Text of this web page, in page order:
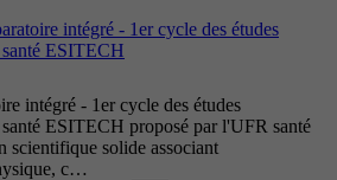
intégré - 1er cycle des études
ESITECH
intégré - 1er cycle des études
ESITECH proposé par l'UFR santé
scientifique solide associant
c…